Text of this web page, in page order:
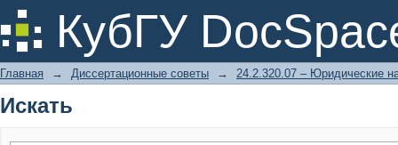
КубГУ
Искать
Главная → Диссертационные советы → 24.2.320.07 – Юридические
Искать